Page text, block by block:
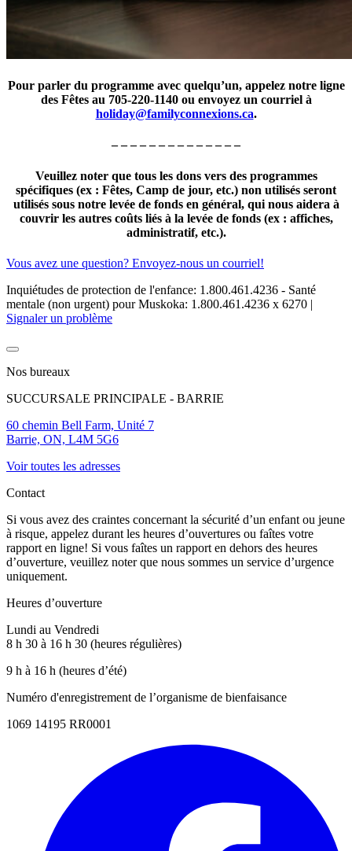
Pour parler du programme avec quelqu’un, appelez notre ligne
des Fêtes au 705-220-1140 ou envoyez un courriel à
holiday@familyconnexions.ca.
– – – – – – – – – – – – – –
Veuillez noter que tous les dons vers des programmes
spécifiques (ex : Fêtes, Camp de jour, etc.) non utilisés seront
utilisés sous notre levée de fonds en général, qui nous aidera à
couvrir les autres coûts liés à la levée de fonds (ex : affiches,
administratif, etc.).
Vous avez une question? Envoyez-nous un courriel!
Inquiétudes de protection de l'enfance: 1.800.461.4236 - Santé
mentale (non urgent) pour Muskoka: 1.800.461.4236 x 6270 |
Signaler un problème
Nos bureaux
SUCCURSALE PRINCIPALE - BARRIE
60 chemin Bell Farm, Unité 7
Barrie, ON, L4M 5G6
Voir toutes les adresses
Contact
Si vous avez des craintes concernant la sécurité d’un enfant ou jeune
à risque, appelez durant les heures d’ouvertures ou faîtes votre
rapport en ligne! Si vous faîtes un rapport en dehors des heures
d’ouverture, veuillez noter que nous sommes un service d’urgence
uniquement.
Heures d’ouverture
Lundi au Vendredi
8 h 30 à 16 h 30 (heures régulières)
9 h à 16 h (heures d’été)
Numéro d'enregistrement de l’organisme de bienfaisance
1069 14195 RR0001